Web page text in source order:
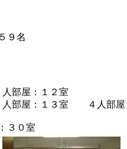
９名
屋：１２室
屋：１３室 ４人部屋
３０室